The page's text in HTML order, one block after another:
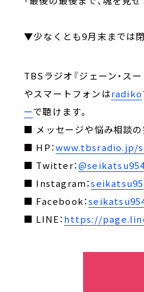
▼少なくとも9月末までは閉
TBSラジオ『ジェーン・ス
やスマートフォンはradiko
ーで聴けます。
■ メッセージや悩み相談の
■ HP：www.tbsradio.jp/
■ Twitter：
■ Instagram：
■ Facebook：
■ LINE：https://